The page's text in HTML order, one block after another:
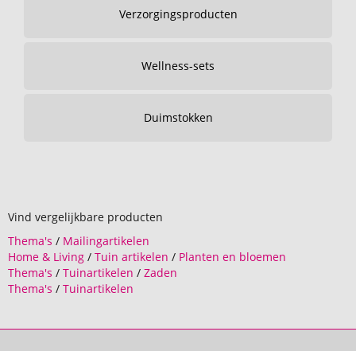
Verzorgingsproducten
Wellness-sets
Duimstokken
Vind vergelijkbare producten
Thema's / Mailingartikelen
Home & Living / Tuin artikelen / Planten en bloemen
Thema's / Tuinartikelen / Zaden
Thema's / Tuinartikelen